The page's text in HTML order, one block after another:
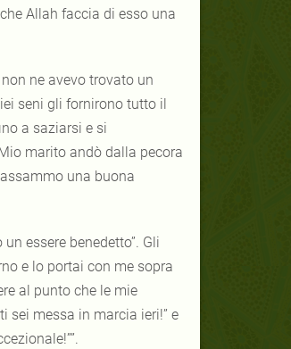
Allah faccia di esso una
ne avevo trovato un
seni gli fornirono tutto il
a saziarsi e si
marito andò dalla pecora
una buona
essere benedetto”. Gli
e lo portai con me sopra
al punto che le mie
sei messa in marcia ieri!” e